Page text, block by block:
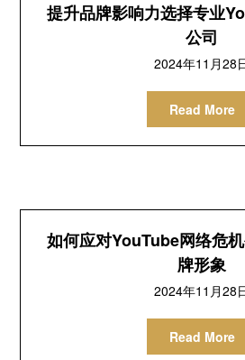
提升品牌影响力选择专业
公司
2024年11月28
Read More
如何应对YouTube网络危
牌形象
2024年11月28
Read More